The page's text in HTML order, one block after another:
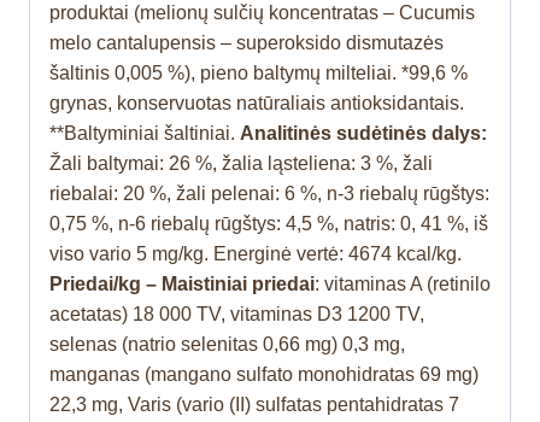
produktai (melionų sulčių koncentratas – Cucumis
melo cantalupensis – superoksido dismutazės
šaltinis 0,005 %), pieno baltymų milteliai. *99,6 %
grynas, konservuotas natūraliais antioksidantais.
**Baltyminiai šaltiniai. Analitinės sudėtinės dalys:
Žali baltymai: 26 %, žalia ląsteliena: 3 %, žali
riebalai: 20 %, žali pelenai: 6 %, n-3 riebalų rūgštys:
0,75 %, n-6 riebalų rūgštys: 4,5 %, natris: 0, 41 %, iš
viso vario 5 mg/kg. Energinė vertė: 4674 kcal/kg.
Priedai/kg – Maistiniai priedai: vitaminas A (retinilo
acetatas) 18 000 TV, vitaminas D3 1200 TV,
selenas (natrio selenitas 0,66 mg) 0,3 mg,
manganas (mangano sulfato monohidratas 69 mg)
22,3 mg, Varis (vario (II) sulfatas pentahidratas 7